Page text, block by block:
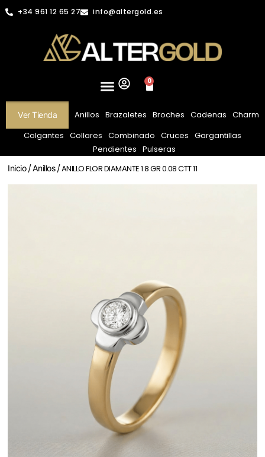
+34 961 12 65 27 info@altergold.es
0
Ver Tienda Anillos Brazaletes Broches Cadenas Charm
Colgantes Collares Combinado Cruces Gargantillas
Pendientes Pulseras
Inicio/Anillos/ ANILLO FLOR DIAMANTE 1.8 GR 0.08 CTT 11